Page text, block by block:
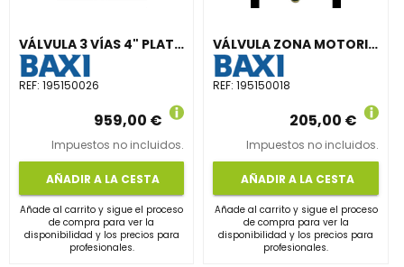
VÁLVULA 3 VÍAS 4" PLATINA ENTRADA
REF: 195150026
959,00 €
Impuestos no incluidos.
AÑADIR A LA CESTA
Añade al carrito y sigue el proceso
de compra para ver la
disponibilidad y los precios para
profesionales.
VÁLVULA ZONA MOTORIZADO 3 VÍAS CON DETENTOR 1''
REF:195150018
205,00 €
Impuestos no incluidos.
AÑADIR A LA CESTA
Añade al carrito y sigue el proceso
de compra para ver la
disponibilidad y los precios para
profesionales.